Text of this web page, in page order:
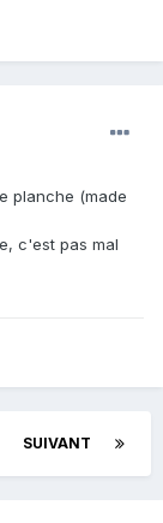
planche (made
c'est pas mal
SUIVANT